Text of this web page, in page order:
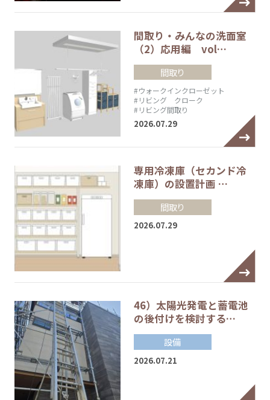
間取り・みんなの洗面室
（2）応用編 vol…
間取り
#ウォークインクローゼット
#リビング クローク
#リビング間取り
2026.07.29
専用冷凍庫（セカンド冷
凍庫）の設置計画 …
間取り
2026.07.29
46）太陽光発電と蓄電池
の後付けを検討する…
設備
2026.07.21